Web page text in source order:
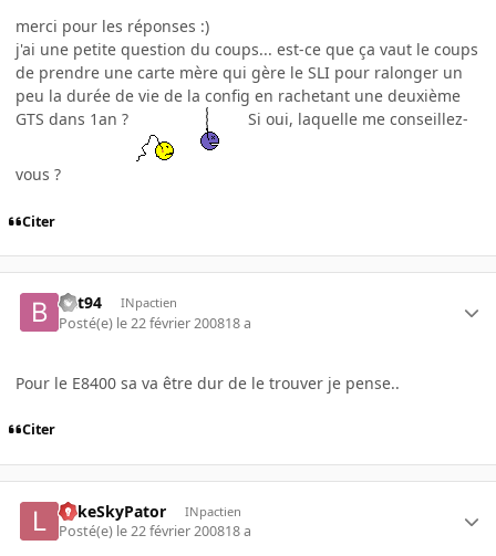
merci pour les réponses :)
j'ai une petite question du coups... est-ce que ça vaut le coups
de prendre une carte mère qui gère le SLI pour ralonger un
peu la durée de vie de la config en rachetant une deuxième
GTS dans 1an ?
Si oui, laquelle me conseillez-
vous ?
Citer
Bat94 INpactien
Posté(e) le 22 février 200818 a
Pour le E8400 sa va être dur de le trouver je pense..
Citer
LukeSkyPator INpactien
Posté(e) le 22 février 200818 a